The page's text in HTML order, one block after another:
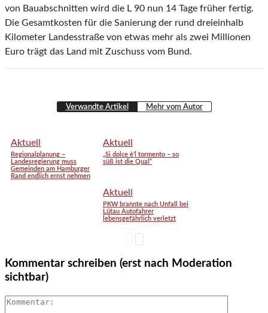
von Bauabschnitten wird die L 90 nun 14 Tage früher fertig.
Die Gesamtkosten für die Sanierung der rund dreieinhalb
Kilometer Landesstraße von etwas mehr als zwei Millionen
Euro trägt das Land mit Zuschuss vom Bund.
Verwandte Artikel Mehr vom Autor
Aktuell
Regionalplanung –
Landesregierung muss
Gemeinden am Hamburger
Rand endlich ernst nehmen
Aktuell
„Si dolce è’l tormento – so
süß ist die Qual“
Aktuell
PKW brannte nach Unfall bei
Lütau Autofahrer
lebensgefährlich verletzt
Kommentar schreiben (erst nach Moderation
sichtbar)